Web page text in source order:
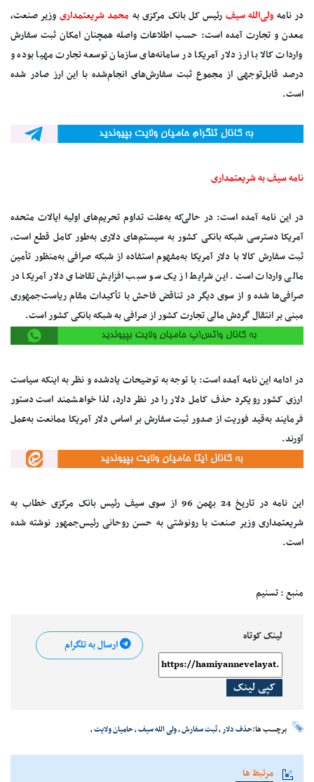
در نامه ولی‌الله سیف رئیس کل بانک مرکزی به محمد شریعتمداری وزیر صنعت،
معدن و تجارت آمده است: حسب اطلاعات واصله همچنان امکان ثبت سفارش
واردات کالا با ارز دلار آمریکا در سامانه‌های سازمان توسعه تجارت مهیا بوده و
درصد قابل‌توجهی از مجموع ثبت سفارش‌های انجام‌شده با این ارز صادر شده
است.
نامه سیف به شریعتمداری
در این نامه آمده است: در حالی‌که به‌علت تداوم تحریم‌های اولیه ایالات متحده
آمریکا دسترسی شبکه بانکی کشور به سیستم‌های دلاری به‌طور کامل قطع است،
ثبت سفارش کالا با دلار آمریکا به‌مفهوم استفاده از شبکه صرافی به‌منظور تأمین
مالی واردات است. این شرایط از یک سو سبب افزایش تقاضای دلار آمریکا در
صرافی‌ها شده و از سوی دیگر در تناقض فاحش با تأکیدات مقام ریاست‌جمهوری
مبنی بر انتقال گردش مالی تجارت کشور از صرافی به شبکه بانکی کشور است.
در ادامه این نامه آمده است: با توجه به توضیحات یادشده و نظر به اینکه سیاست
ارزی کشور رویکرد حذف کامل دلار را در نظر دارد، لذا خواهشمند است دستور
فرمایند به‌قید فوریت از صدور ثبت سفارش بر اساس دلار آمریکا ممانعت به‌عمل
آورند.
این نامه در تاریخ 24 بهمن 96 از سوی سیف رئیس بانک مرکزی خطاب به
شریعتمداری وزیر صنعت با رونوشتی به حسن روحانی رئیس‌جمهور نوشته شده
است.
منبع : تسنیم
لینک کوتاه
کپی لینک
ارسال به تلگرام
برچسب ها:حذف دلار،ثبت سفارش،ولی الله سیف،حامیان ولایت،
مرتبط ها